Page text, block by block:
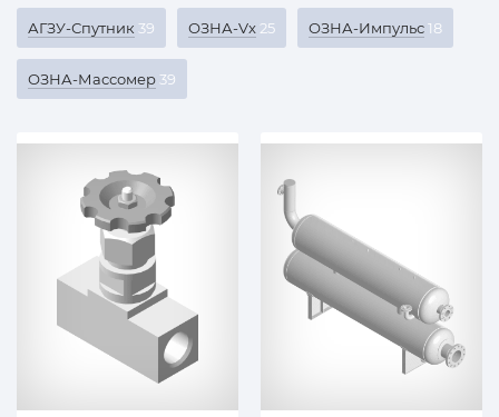
АГЗУ-Спутник 39 ОЗНА-Vx 25 ОЗНА-Импульс18
ОЗНА-Массомер 39